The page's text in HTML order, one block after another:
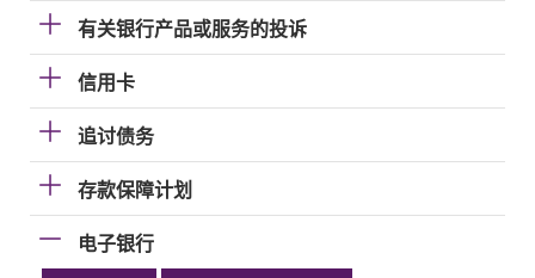
有关银行产品或服务的投诉
信用卡
追讨债务
存款保障计划
电子银行